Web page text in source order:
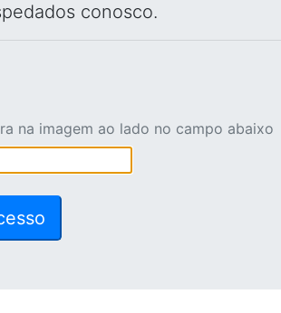
conosco.
na imagem ao lado no campo abaixo